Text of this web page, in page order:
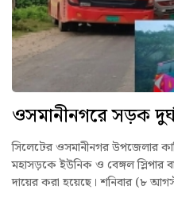
ওসমানীনগরে সড়ক
সিলেটের ওসমানীনগর উপজেলার
মহাসড়কে ইউনিক ও বেঙ্গল স্লিপার
দায়ের করা হয়েছে। শনিবার (৮